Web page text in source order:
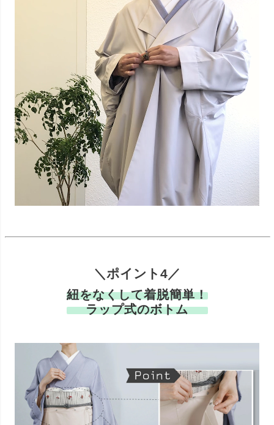
＼ポイント4／
紐をなくして着脱簡単！
ラップ式のボトム